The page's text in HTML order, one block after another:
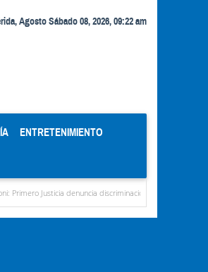
Agosto Sábado 08, 2026, 09:22 am
ENTRETENIMIENTO
denuncia discriminación eléctrica en el interior del país